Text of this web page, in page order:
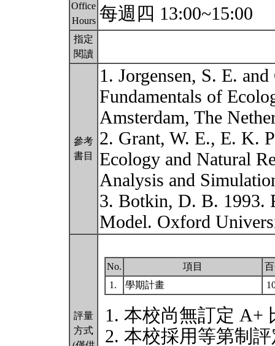
Office
Hours 每週四 13:00~15:00
指定
閱讀
參考
書目
1. Jorgensen, S. E.
Fundamentals of
Amsterdam, The
2. Grant, W. E., E. K.
Ecology and Natural
Analysis and
3. Botkin, D. B. 1993.
Model. Oxford
評量
方式
No. 項目
1.
學期計畫
本校尚無訂定 A+
本校採用等第制